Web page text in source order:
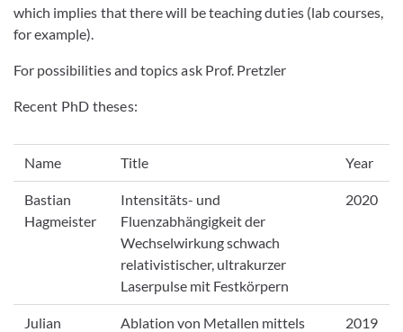
which implies that there will be teaching duties (lab courses,
for example).
For possibilities and topics ask Prof. Pretzler
Recent PhD theses:
Name Title Year
Bastian
Hagmeister
Intensitäts- und
Fluenzabhängigkeit der
Wechselwirkung schwach
relativistischer, ultrakurzer
Laserpulse mit Festkörpern
2020
Julian
Ablation von Metallen mittels
2019